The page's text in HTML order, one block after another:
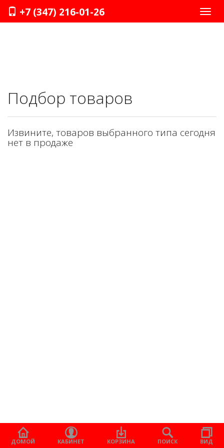
+7 (347) 216-01-26
Подбор товаров
Извините, товаров выбранного типа сегодня
нет в продаже
ДОМОЙ КАБИНЕТ КОРЗИНА ПОИСК ВИД